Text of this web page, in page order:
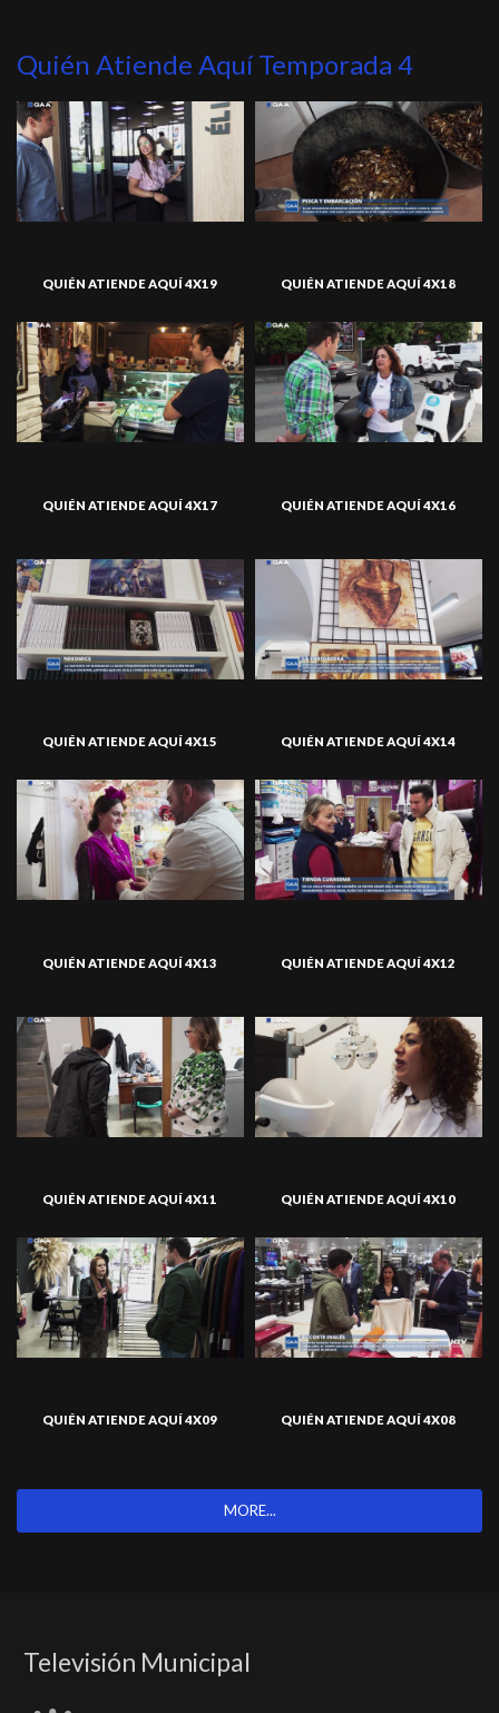
Quién Atiende Aquí Temporada 4
QUIÉN ATIENDE AQUÍ 4X19 QUIÉN ATIENDE AQUÍ 4X18
QUIÉN ATIENDE AQUÍ 4X17 QUIÉN ATIENDE AQUÍ 4X16
QUIÉN ATIENDE AQUÍ 4X15 QUIÉN ATIENDE AQUÍ 4X14
QUIÉN ATIENDE AQUÍ 4X13 QUIÉN ATIENDE AQUÍ 4X12
QUIÉN ATIENDE AQUÍ 4X11 QUIÉN ATIENDE AQUÍ 4X10
QUIÉN ATIENDE AQUÍ 4X09 QUIÉN ATIENDE AQUÍ 4X08
MORE...
Televisión Municipal